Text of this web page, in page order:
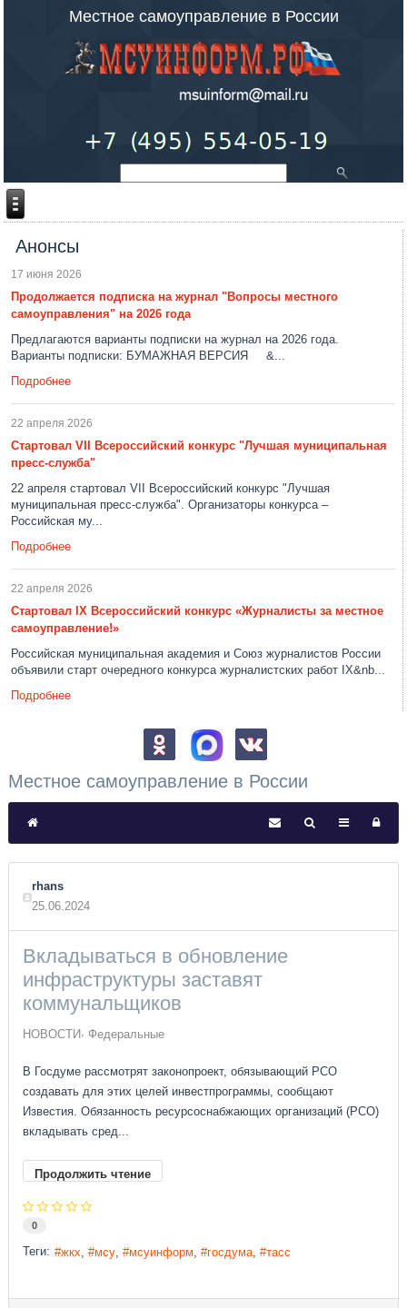
Местное самоуправление в России
Анонсы
17 июня 2026
Продолжается подписка на журнал "Вопросы местного
самоуправления" на 2026 года
Предлагаются варианты подписки на журнал на 2026 года.
Варианты подписки: БУМАЖНАЯ ВЕРСИЯ &...
Подробнее
22 апреля 2026
Стартовал VII Всероссийский конкурс "Лучшая муниципальная
пресс-служба"
22 апреля стартовал VII Всероссийский конкурс "Лучшая
муниципальная пресс-служба". Организаторы конкурса –
Российская му...
Подробнее
22 апреля 2026
Стартовал IX Всероссийский конкурс «Журналисты за местное
самоуправление!»
Российская муниципальная академия и Союз журналистов России
объявили старт очередного конкурса журналистских работ IX&nb...
Подробнее
Местное самоуправление в России
rhans
25.06.2024
Вкладываться в обновление
инфраструктуры заставят
коммунальщиков
НОВОСТИ Федеральные
В Госдуме рассмотрят законопроект, обязывающий РСО
создавать для этих целей инвестпрограммы, сообщают
Известия. Обязанность ресурсоснабжающих организаций (РСО)
вкладывать сред...
Продолжить чтение
0
Теги: жкх мсу мсуинформ госдума тасс